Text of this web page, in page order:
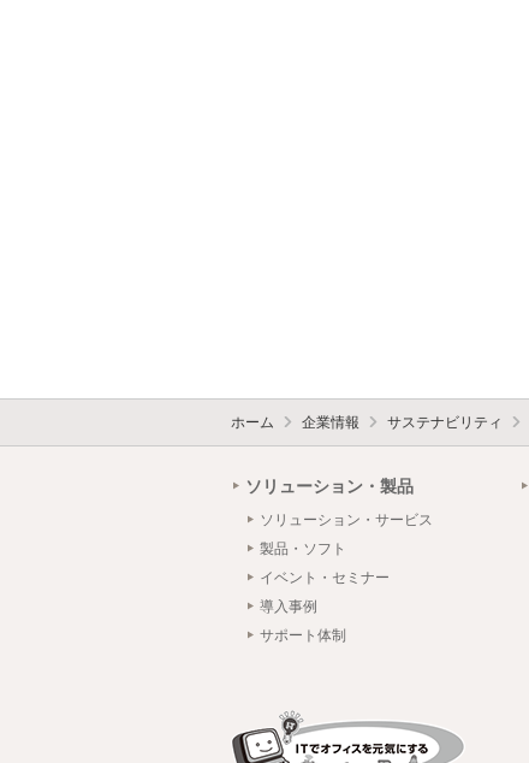
ホーム 企業情報 サステナビリティ
ソリューション・製品
ソリューション・サービス
製品・ソフト
イベント・セミナー
導入事例
サポート体制